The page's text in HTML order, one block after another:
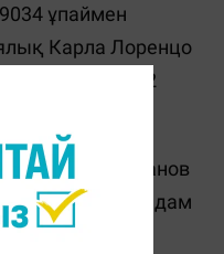
ұпаймен
Карла Лоренцо
210,8792
– Артур Майданов
орынға бір қадам
ұпаймен